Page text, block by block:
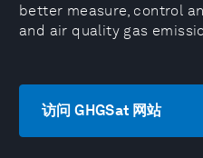
better measure, control
and air quality gas
访问 GHGSat 网站